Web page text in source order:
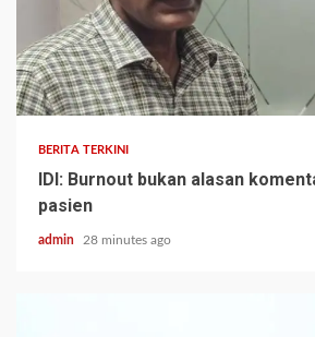
BERITA TERKINI
IDI: Burnout bukan alasan
pasien
admin 28 minutes ago